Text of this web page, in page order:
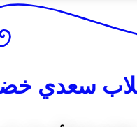
للاب سعدي